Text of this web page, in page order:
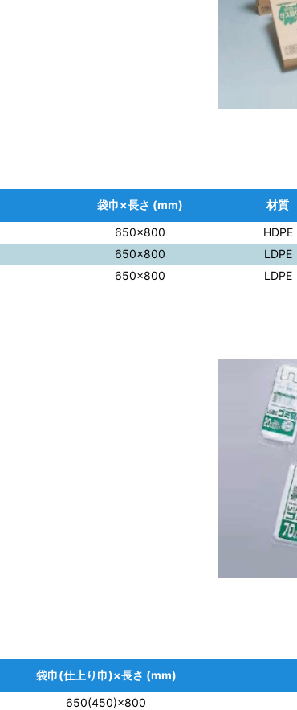
袋巾×長さ (mm) 材質
650×800 HDPE
650×800 LDPE
650×800 LDPE
袋巾(仕上り巾)×長さ (mm)
650(450)×800